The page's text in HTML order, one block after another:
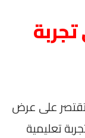
تقتصر على عرض
تعليمية